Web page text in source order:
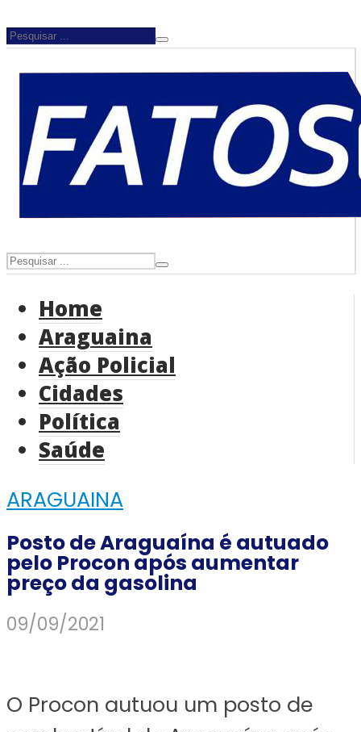
Home
Araguaina
Ação Policial
Cidades
Política
Saúde
ARAGUAINA
Posto de Araguaína é autuado
pelo Procon após aumentar
preço da gasolina
09/09/2021
O Procon autuou um posto de